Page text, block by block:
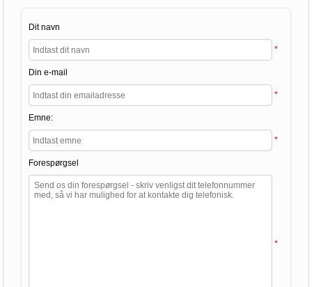
Dit navn
*
Din e-mail
*
Emne:
*
Forespørgsel
*